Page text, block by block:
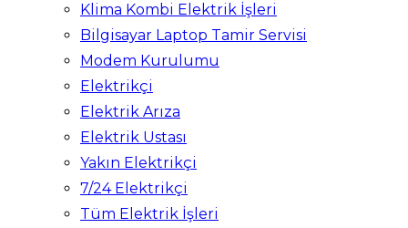
Klima Kombi Elektrik İşleri
Bilgisayar Laptop Tamir Servisi
Modem Kurulumu
Elektrikçi
Elektrik Arıza
Elektrik Ustası
Yakın Elektrikçi
7/24 Elektrikçi
Tüm Elektrik İşleri